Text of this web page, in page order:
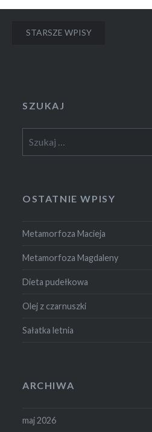
Nawigacja
STARSZE WPISY
SZUKAJ
OSTATNIE WPISY
Metamorfoza Macieja
Metamorfoza Magdaleny
Dieta pudełkowa
Olej z czarnuszki
Sałatka letnia
ARCHIWA
maj 2026